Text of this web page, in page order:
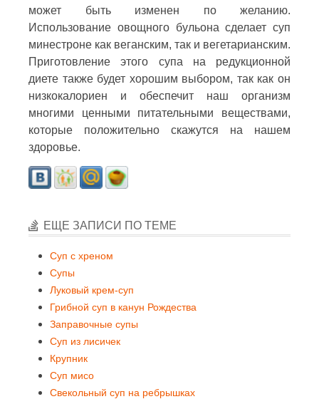
может быть изменен по желанию.
Использование овощного бульона сделает суп
минестроне как веганским, так и вегетарианским.
Приготовление этого супа на редукционной
диете также будет хорошим выбором, так как он
низкокалориен и обеспечит наш организм
многими ценными питательными веществами,
которые положительно скажутся на нашем
здоровье.
ЕЩЕ ЗАПИСИ ПО ТЕМЕ
Суп с хреном
Супы
Луковый крем-суп
Грибной суп в канун Рождества
Заправочные супы
Суп из лисичек
Крупник
Суп мисо
Свекольный суп на ребрышках